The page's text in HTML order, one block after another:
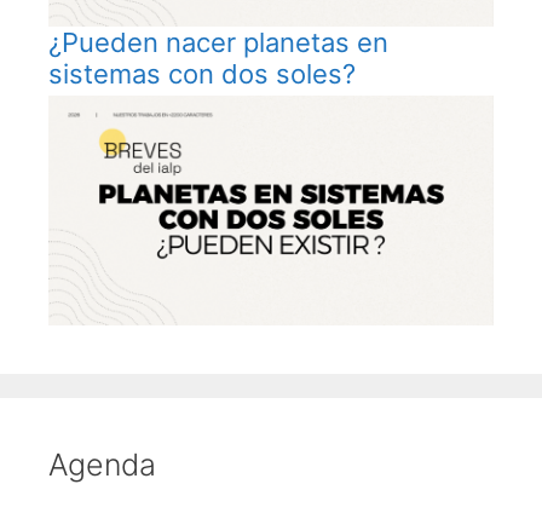
¿Pueden nacer planetas en
sistemas con dos soles?
Agenda